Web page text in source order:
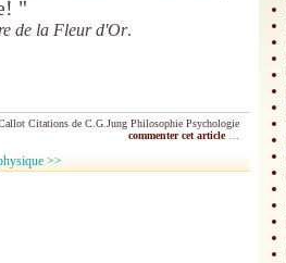
"
de la Fleur d'Or.
Citations de C.G.Jung Philosophie Psychologie
commenter cet article
>>